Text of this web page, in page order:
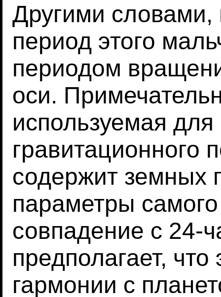
Другими словами,
период этого
периодом
оси.
используемая для
гравитационного
содержит земных
параметры
совпадение с 24-
предполагает,
гармонии с